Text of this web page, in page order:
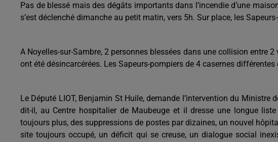
Pas de blessé mais des dégâts importants dans l’incendie d’une
s’est déclenché dimanche au petit matin, vers 5h. Sur place, les
A Noyelles-sur-Sambre, 2 personnes blessées dans une collision entre
ont été désincarcérées. Les Sapeurs-pompiers de 4 casernes différentes
Le Député LIOT, Benjamin St Huile, demande l’intervention du
dit-il, au Centre hospitalier de Maubeuge et il dresse une longue
toujours plus, des suppressions de postes par dizaines, un nouvel
site toujours occupé, un déficit qui se creuse, un dialogue social